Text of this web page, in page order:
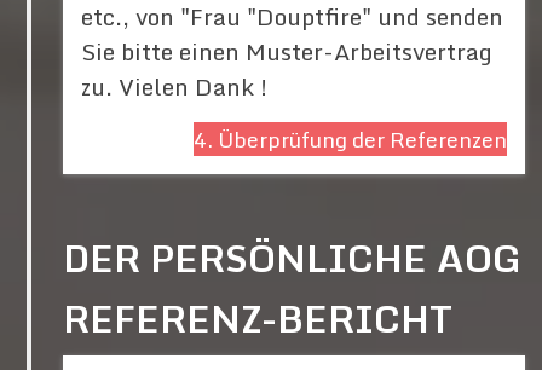
etc., von "Frau "Douptfire" und senden
Sie bitte einen Muster-Arbeitsvertrag
zu. Vielen Dank !
4. Überprüfung der Referenzen
DER PERSÖNLICHE AOG
REFERENZ-BERICHT